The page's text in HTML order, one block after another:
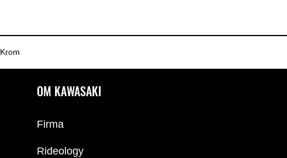
Krom
OM KAWASAKI
Firma
Rideology